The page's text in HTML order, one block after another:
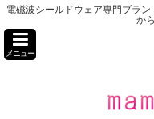
電磁波シールドウェア専門ブラ
か
メニュー